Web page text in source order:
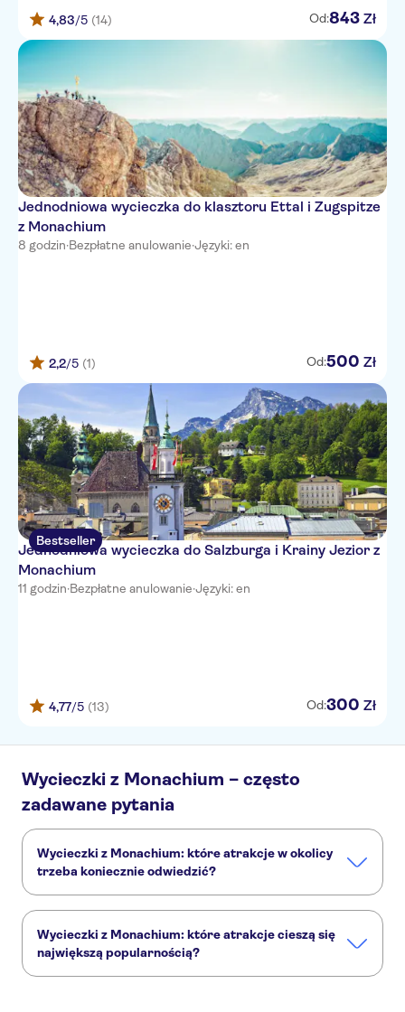
4,83/5 (14) Od:843 Zł
Jednodniowa wycieczka do klasztoru Ettal i Zugspitze
z Monachium
8 godzin·Bezpłatne anulowanie·Języki: en
2,2/5 (1) Od:500 Zł
Bestseller
Jednodniowa wycieczka do Salzburga i Krainy Jezior z
Monachium
11 godzin·Bezpłatne anulowanie·Języki: en
4,77/5 (13) Od:300 Zł
Wycieczki z Monachium – często
zadawane pytania
Wycieczki z Monachium: które atrakcje w okolicy
trzeba koniecznie odwiedzić?
Zamek Neuschwanstein Pałac Linderhof
Wycieczki z Monachium: które atrakcje cieszą się
największą popularnością?